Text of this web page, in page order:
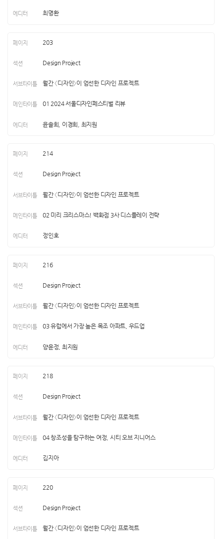
최명환
203
Design Project
월간 〈디자인〉이 엄선한 디자인 프로젝트
01 2024 서울디자인페스티벌 리뷰
윤솔희, 이경희, 최지원
214
Design Project
월간 〈디자인〉이 엄선한 디자인 프로젝트
02 미리 크리스마스! 백화점 3사 디스플레이 전략
정인호
216
Design Project
월간 〈디자인〉이 엄선한 디자인 프로젝트
03 유럽에서 가장 높은 목조 아파트, 우드업
양윤정, 최지원
218
Design Project
월간 〈디자인〉이 엄선한 디자인 프로젝트
04 창조성을 탐구하는 여정, 시티 오브 지니어스
김지아
220
Design Project
월간 〈디자인〉이 엄선한 디자인 프로젝트